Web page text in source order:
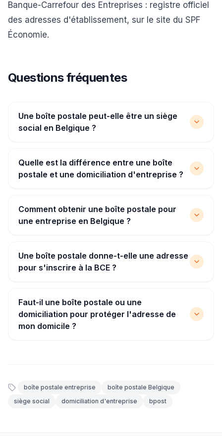
Banque-Carrefour des Entreprises : registre officiel
des adresses d'établissement, sur le site du SPF
Économie.
Questions fréquentes
Une boîte postale peut-elle être un siège
social en Belgique ?
Quelle est la différence entre une boîte
postale et une domiciliation d'entreprise ?
Comment obtenir une boîte postale pour
une entreprise en Belgique ?
Une boîte postale donne-t-elle une adresse
pour s'inscrire à la BCE ?
Faut-il une boîte postale ou une
domiciliation pour protéger l'adresse de
mon domicile ?
boîte postale entreprise
boîte postale Belgique
siège social
domiciliation d'entreprise bpost